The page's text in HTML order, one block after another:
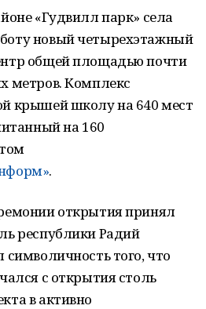
«Гудвилл парк» села
новый четырехэтажный
общей площадью почти
метров. Комплекс
крышей школу на 640 мест
на 160
.
открытия принял
республики Радий
того, что
с открытия столь
в активно